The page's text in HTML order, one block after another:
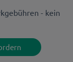
- kein